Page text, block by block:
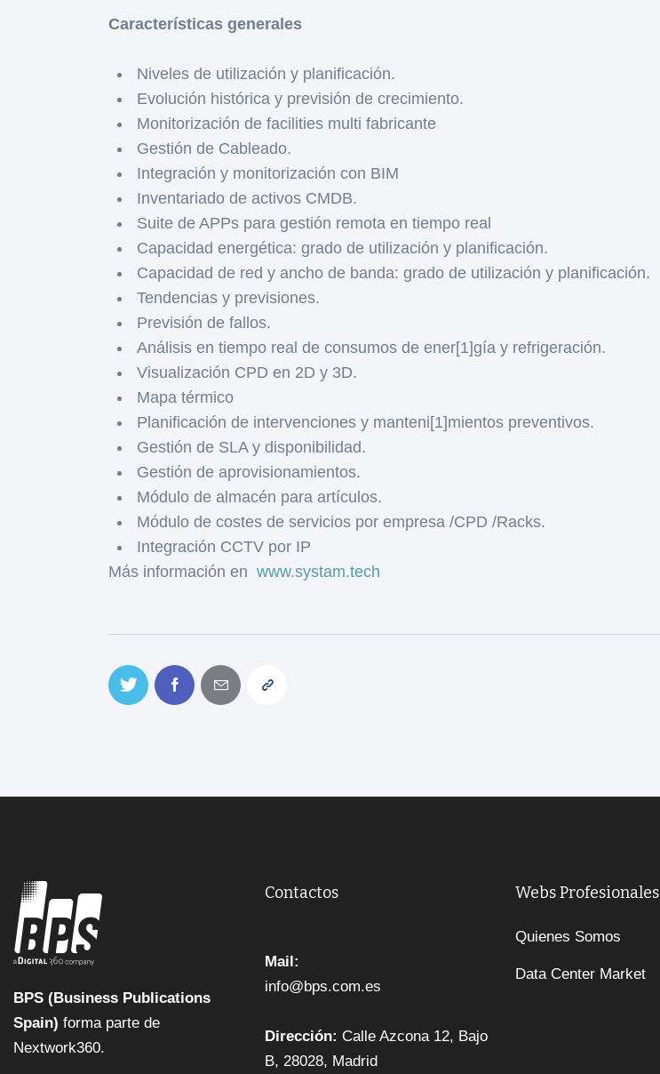
Características generales
Niveles de utilización y planificación.
Evolución histórica y previsión de crecimiento.
Monitorización de facilities multi fabricante
Gestión de Cableado.
Integración y monitorización con BIM
Inventariado de activos CMDB.
Suite de APPs para gestión remota en tiempo real
Capacidad energética: grado de utilización y planificación.
Capacidad de red y ancho de banda: grado de utilización y planificación.
Tendencias y previsiones.
Previsión de fallos.
Análisis en tiempo real de consumos de ener[1]gía y refrigeración.
Visualización CPD en 2D y 3D.
Mapa térmico
Planificación de intervenciones y manteni[1]mientos preventivos.
Gestión de SLA y disponibilidad.
Gestión de aprovisionamientos.
Módulo de almacén para artículos.
Módulo de costes de servicios por empresa /CPD /Racks.
Integración CCTV por IP
Más información en www.systam.tech
BPS (Business Publications
Spain) forma parte de
Nextwork360.
Contactos
Mail:
info@bps.com.es
Dirección: Calle Azcona 12, Bajo
B, 28028, Madrid
Webs Profesionales
Quienes Somos
Data Center Market